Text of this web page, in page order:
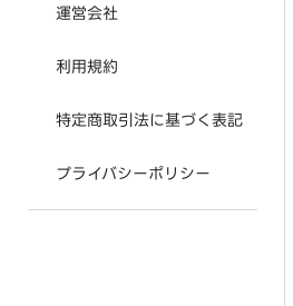
運営会社
利用規約
特定商取引法に基づく表記
プライバシーポリシー